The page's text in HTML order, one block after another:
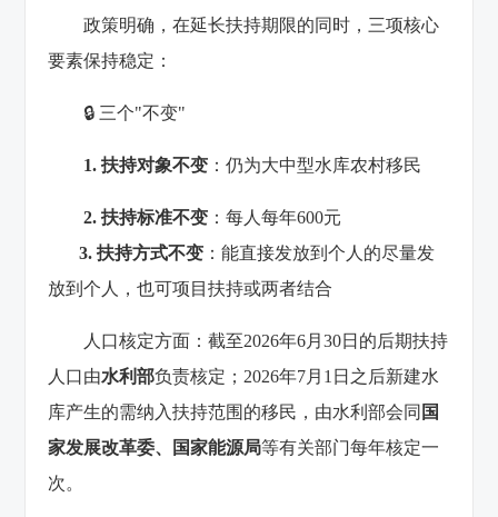
政策明确，在延长扶持期限的同时，三项核心
要素保持稳定：
🔒 三个"不变"
1. 扶持对象不变 ：仍为大中型水库农村移民
2. 扶持标准不变 ：每人每年600元
3. 扶持方式不变 ：能直接发放到个人的尽量发
放到个人，也可项目扶持或两者结合
人口核定方面：截至2026年6月30日的后期扶持
人口由水利部负责核定；2026年7月1日之后新建水
库产生的需纳入扶持范围的移民，由水利部会同 国
家发展改革委、国家能源局等有关部门每年核定一
次。